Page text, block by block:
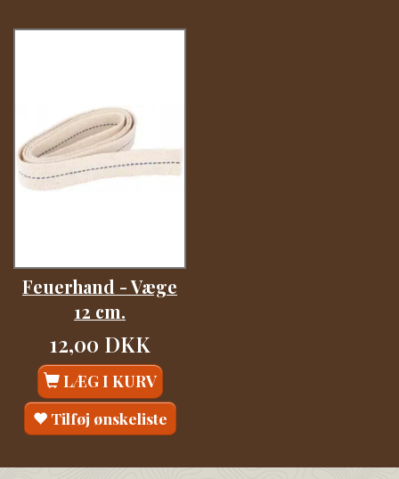
Feuerhand - Væge
12 cm.
12,00 DKK
LÆG I KURV
Tilføj ønskeliste